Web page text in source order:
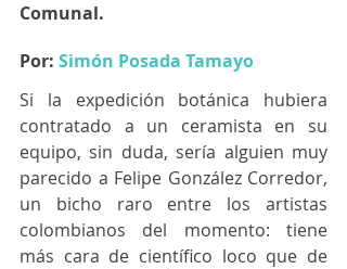
Comunal.
Por: Simón Posada Tamayo
Si la expedición botánica hubiera
contratado a un ceramista en su
equipo, sin duda, sería alguien muy
parecido a Felipe González Corredor,
un bicho raro entre los artistas
colombianos del momento: tiene
más cara de científico loco que de